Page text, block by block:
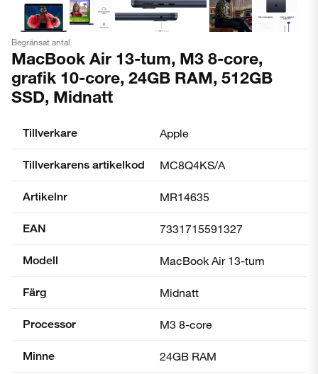
Begränsat antal
MacBook Air 13-tum, M3 8-core,
grafik 10-core, 24GB RAM, 512GB
SSD, Midnatt
Tillverkare Apple
Tillverkarens artikelkod MC8Q4KS/A
Artikelnr MR14635
EAN 7331715591327
Modell MacBook Air 13-tum
Färg Midnatt
Processor M3 8-core
Minne 24GB RAM